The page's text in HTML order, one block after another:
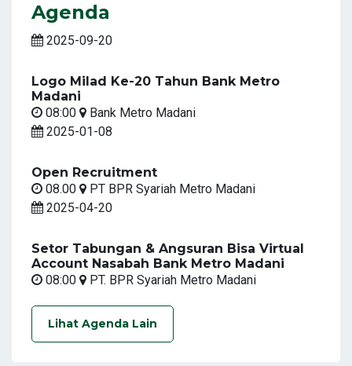
Agenda
2025-09-20
Logo Milad Ke-20 Tahun Bank Metro
Madani
08:00
Bank Metro Madani
2025-01-08
Open Recruitment
08.00
PT BPR Syariah Metro Madani
2025-04-20
Setor Tabungan & Angsuran Bisa Virtual
Account Nasabah Bank Metro Madani
08:00
PT. BPR Syariah Metro Madani
Lihat Agenda Lain